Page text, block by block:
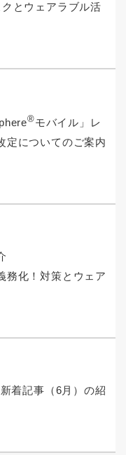
とウェアラブル活
®モバイル」レ
定についてのご案内
務化！対策とウェア
着記事（6月）の紹